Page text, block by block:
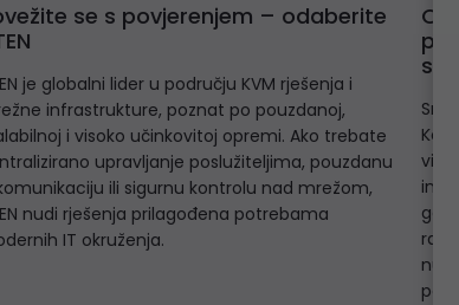
se s povjerenjem – odaberite
je globalni lider u području KVM rješenja i
infrastrukture, poznat po pouzdanoj,
i visoko učinkovitoj opremi. Ako trebate
upravljanje poslužiteljima, pouzdanu
ili sigurnu kontrolu nad mrežom,
nudi rješenja prilagođena potrebama
IT okruženja.